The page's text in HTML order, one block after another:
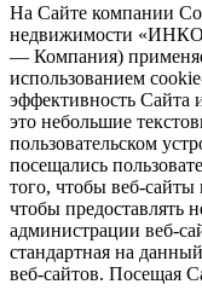
На Сайте компании
недвижимости
— Компания)
использованием
эффективность
это небольшие
пользовательском
посещались
того, чтобы веб-сайты
чтобы предоставлять
администрации веб-
стандартная на
веб-сайтов. Посещая